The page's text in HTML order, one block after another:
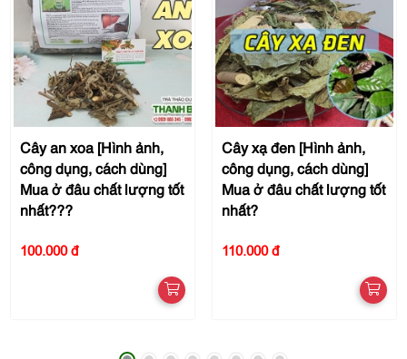
Cây an xoa [Hình ảnh,
công dụng, cách dùng]
Mua ở đâu chất lượng tốt
nhất???
100.000 đ
Cây xạ đen [Hình ảnh,
công dụng, cách dùng]
Mua ở đâu chất lượng tốt
nhất?
110.000 đ